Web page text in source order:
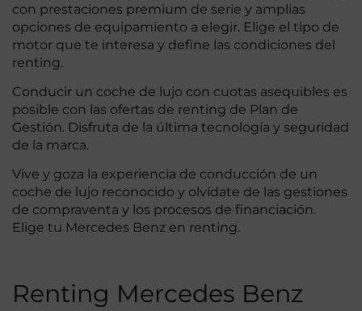
con prestaciones premium de serie y amplias
opciones de equipamiento a elegir. Elige el tipo de
motor que te interesa y define las condiciones del
renting.
Conducir un coche de lujo con cuotas asequibles es
posible con las ofertas de renting de Plan de
Gestión. Disfruta de la última tecnología y seguridad
de la marca.
Vive y goza la experiencia de conducción de un
coche de lujo reconocido y olvídate de las gestiones
de compraventa y los procesos de financiación.
Elige tu Mercedes Benz en renting.
Renting Mercedes Benz